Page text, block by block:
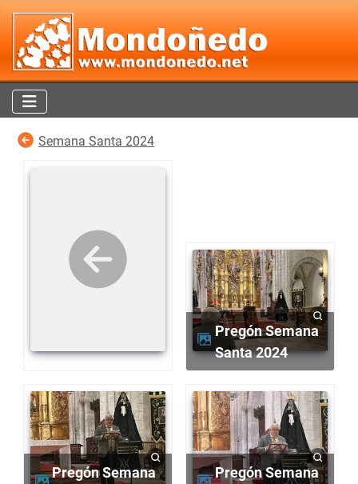
Semana Santa 2024
Pregón Semana
Santa 2024
Pregón Semana
Pregón Semana